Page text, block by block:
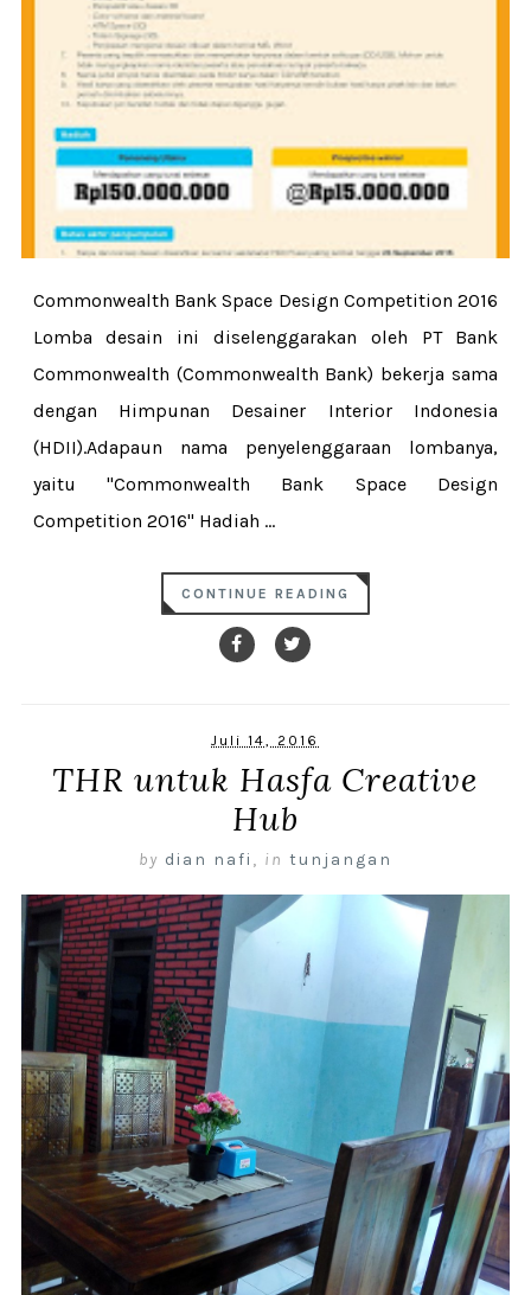
Commonwealth Bank Space Design Competition 2016
Lomba desain ini diselenggarakan oleh PT Bank
Commonwealth (Commonwealth Bank) bekerja sama
dengan Himpunan Desainer Interior Indonesia
(HDII).Adapaun nama penyelenggaraan lombanya,
yaitu "Commonwealth Bank Space Design
Competition 2016" Hadiah ...
CONTINUE READING
Juli 14, 2016
THR untuk Hasfa Creative
Hub
by dian nafi , in tunjangan